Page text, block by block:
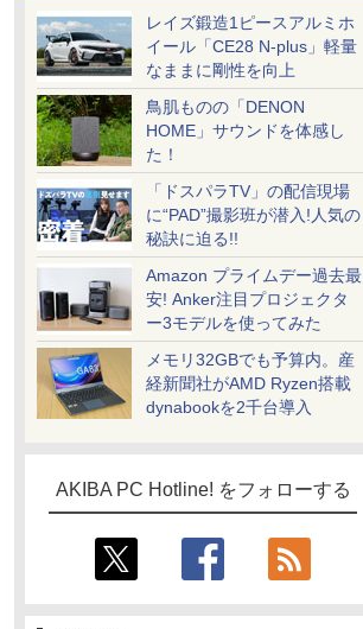
レイズ鍛造1ピースアルミホ
イール「CE28 N-plus」軽量
なままに剛性を向上
鳥肌ものの「DENON
HOME」サウンドを体感し
た！
「ドスパラTV」の配信現場
に“PAD”撮影班が潜入!人気の
秘訣に迫る!!
Amazon プライムデー過去最
安! Anker注目プロジェクタ
ー3モデルを使ってみた
メモリ32GBでも予算内。産
経新聞社がAMD Ryzen搭載
dynabookを2千台導入
AKIBA PC Hotline! をフォローする